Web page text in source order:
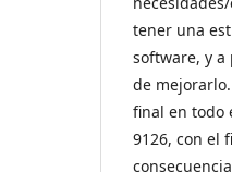
tener una
software, y a
de
final en todo
9126, con el